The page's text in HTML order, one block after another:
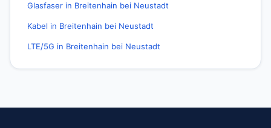
Glasfaser in Breitenhain bei Neustadt
Kabel in Breitenhain bei Neustadt
LTE/5G in Breitenhain bei Neustadt